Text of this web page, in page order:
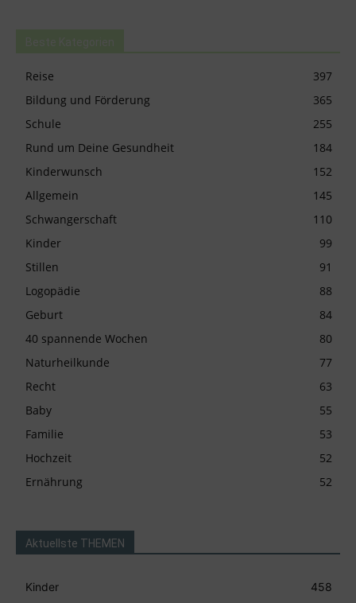
Reise
397
Bildung und Förderung
365
Schule
255
Rund um Deine Gesundheit
184
Kinderwunsch
152
Allgemein
145
Schwangerschaft
110
Kinder
99
Stillen
91
Logopädie
88
Geburt
84
40 spannende Wochen
80
Naturheilkunde
77
Recht
63
Baby
55
Familie
53
Hochzeit
52
Ernährung
52
Aktuellste THEMEN
Kinder
458